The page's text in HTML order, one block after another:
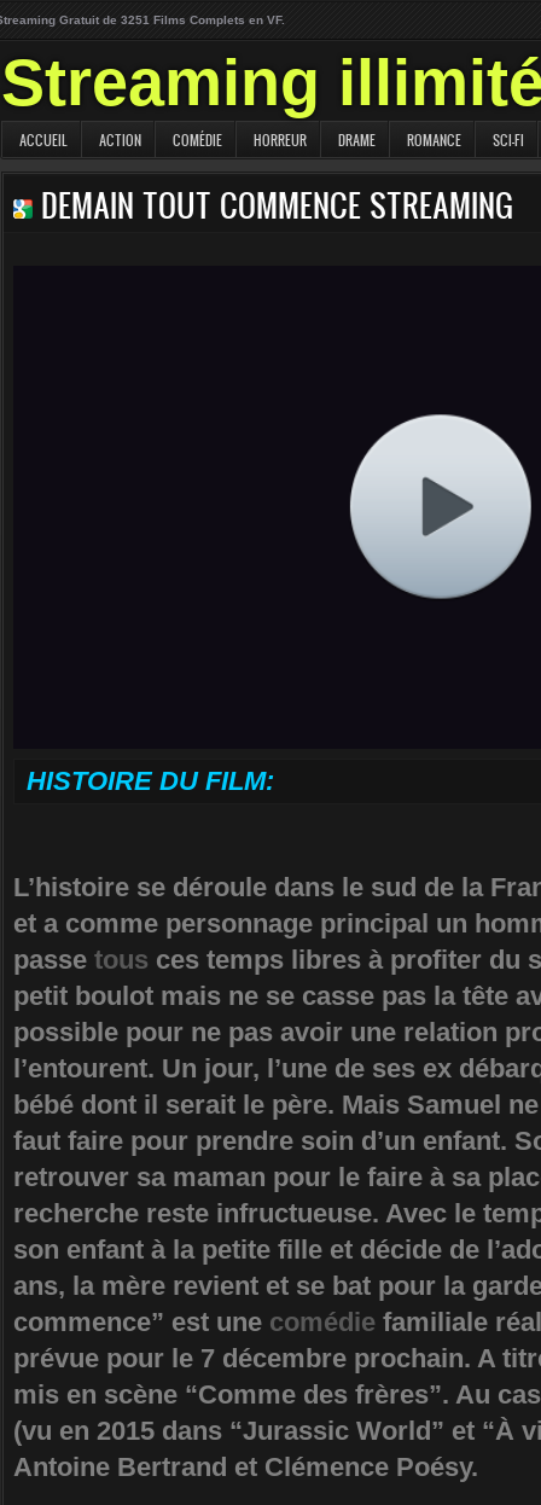
Gratuit de 3251 Films Complets en VF.
Streaming
ACCUEIL ACTION COMÉDIE HORREUR DRAME ROMANCE SCI-FI
DEMAIN TOUT COMMENCE STREAMING
HISTOIRE DU FILM:
L’histoire se déroule dans le sud de la
et a comme personnage principal un
passe tous ces temps libres à profiter du
petit boulot mais ne se casse pas la tête
possible pour ne pas avoir une relation
l’entourent. Un jour, l’une de ses ex
bébé dont il serait le père. Mais Samuel
faut faire pour prendre soin d’un enfant.
retrouver sa maman pour le faire à sa
recherche reste infructueuse. Avec le
son enfant à la petite fille et décide de
ans, la mère revient et se bat pour la
commence” est une comédie familiale
prévue pour le 7 décembre prochain. A
mis en scène “Comme des frères”. Au
(vu en 2015 dans “Jurassic World” et “À
Antoine Bertrand et Clémence Poésy.